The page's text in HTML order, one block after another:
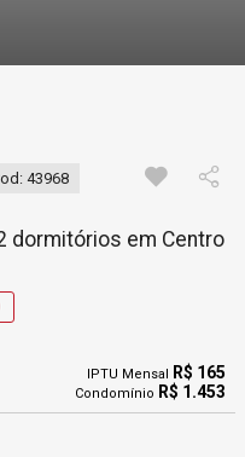
43968
dormitórios em Centro
IPTU Mensal R$ 165
Condomínio R$ 1.453